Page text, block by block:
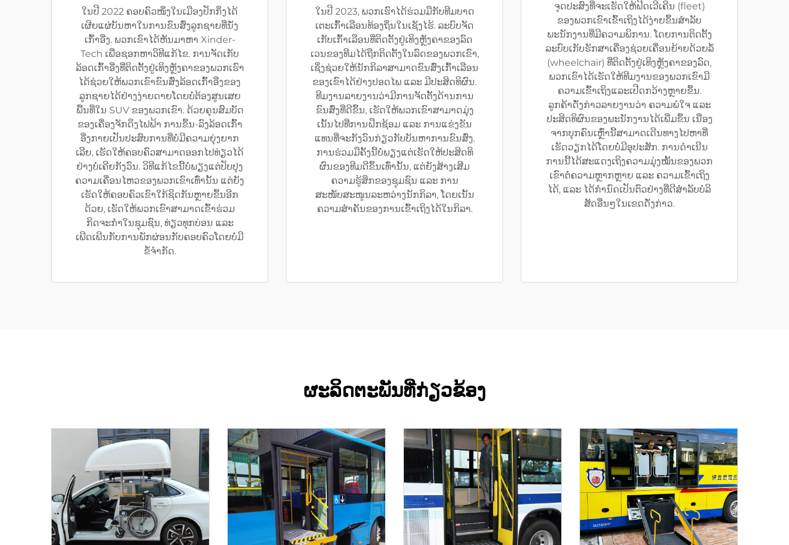
ໃນປີ 2022 ຄອບຄົວໜຶ່ງໃນເມືອງປັກກິ່ງໄດ້
ເຜີຍແຜ່ບັນຫາໃນການຂົນສົ່ງລູກຊາຍທີ່ນັ່ງ
ເກົ້າອີ່ງ. ພວກເຂົາໄດ້ຫັນມາຫາ Xinder-
Tech ເພື່ອຊອກຫາວິທີແກ້ໄຂ. ການຈັດເກັບ
ລ້ອດເກົ້າອີ່ງທີ່ຕິດຕັ້ງຢູ່ເທິງຫຼັງຄາຂອງພວກເຮົາ
ໄດ້ຊ່ວຍໃຫ້ພວກເຂົາຂົນສົ່ງລ້ອດເກົ້າອີ່ງຂອງ
ລູກຊາຍໄດ້ຢ່າງງ່າຍດາຍໂດຍບໍ່ຕ້ອງສູນເສຍ
ພື້ນທີ່ໃນ SUV ຂອງພວກເຂົາ. ດ້ວຍຄຸນສົມບັດ
ຂອງເຄື່ອງຈັກດຶງໄຟຟ້າ ການຂຶ້ນ-ລົງລ້ອດເກົ້າ
ອີ່ງກາຍເປັນປະສົບການທີ່ບໍ່ມີຄວາມຍຸ່ງຍາກ
ເລີຍ, ເຮັດໃຫ້ຄອບຄົວສາມາດອອກໄປທ່ຽວໄດ້
ຢ່າງບໍ່ເຄີຍກັງວົນ. ວິທີແກ້ໄຂນີ້ບໍ່ພຽງແຕ່ປັບປຸງ
ຄວາມເຄື່ອນໄຫວຂອງພວກເຂົາເທົ່ານັ້ນ ແຕ່ຍັງ
ເຮັດໃຫ້ຄອບຄົວເຂົາໃກ້ຊິດກັນຫຼາຍຂຶ້ນອີກ
ດ້ວຍ, ເຮັດໃຫ້ພວກເຂົາສາມາດເຂົ້າຮ່ວມ
ກິດຈະກຳໃນຊຸມຊົນ, ທ່ຽວທຸກບ່ອນ ແລະ
ເພີດເພີນກັບການພັກຜ່ອນກັບຄອບຄົວໂດຍບໍ່ມີ
ຂໍ້ຈຳກັດ.
ໃນປີ 2023, ພວກເຮົາໄດ້ຮ່ວມມືກັບທີມບາດ
ເຕະເກົ້າເລືອນທ້ອງຖິ່ນໃນເຊັງໄຮ້. ລະບົບຈັດ
ເກັບເກົ້າເລືອນທີ່ຕິດຕັ້ງຢູ່ເທິງຫຼັງຄາຂອງລົດ
ເວນຂອງທີມໄດ້ຖືກຕິດຕັ້ງໃນລົດຂອງພວກເຂົາ,
ເຊິ່ງຊ່ວຍໃຫ້ນັກກິລາສາມາດຂົນສົ່ງເກົ້າເລືອນ
ຂອງເຂົາໄດ້ຢ່າງປອດໄພ ແລະ ມີປະສິດທິຜົນ.
ທີມງານລາຍງານວ່າມີການຈັດຕັ້ງດ້ານການ
ຂົນສົ່ງທີ່ດີຂຶ້ນ, ເຮັດໃຫ້ພວກເຂົາສາມາດມຸ່ງ
ເນັ້ນໄປທີ່ການຝຶກຊ້ອມ ແລະ ການແຂ່ງຂັນ
ແທນທີ່ຈະກັງວົນກ່ຽວກັບບັນຫາການຂົນສົ່ງ.
ການຮ່ວມມືຄັ້ງນີ້ບໍ່ພຽງແຕ່ເຮັດໃຫ້ປະສິດທິ
ຜົນຂອງທີມດີຂຶ້ນເທົ່ານັ້ນ, ແຕ່ຍັງສ້າງເສີມ
ຄວາມຮູ້ສຶກຂອງຊຸມຊົນ ແລະ ການ
ສະໜັບສະໜູນລະຫວ່າງນັກກິລາ, ໂດຍເນັ້ນ
ຄວາມສຳຄັນຂອງການເຂົ້າເຖິງໄດ້ໃນກິລາ.
ຈຸດປະສົງທີ່ຈະເຮັດໃຫ້ຟີດເວີເຄີນ (fleet)
ຂອງພວກເຂົາເຂົ້າເຖິງໄດ້ງ່າຍຂຶ້ນສຳລັບ
ພະນັກງານທີ່ມີຄວາມພິການ. ໂດຍການຕິດຕັ້ງ
ລະບົບເກັບຮັກສາເຄື່ອງຊ່ວຍເຄື່ອນຍ້າຍດ້ວຍລໍ້
(wheelchair) ທີ່ຕິດຕັ້ງຢູ່ເທິງຫຼັງຄາຂອງລົດ,
ພວກເຂົາໄດ້ເຮັດໃຫ້ທີມງານຂອງພວກເຂົາມີ
ຄວາມເຂົ້າເຖິງແລະເປີດກວ້າງຫຼາຍຂຶ້ນ.
ລູກຄ້າດັ່ງກ່າວລາຍງານວ່າ ຄວາມພໍໃຈ ແລະ
ປະສິດທິຜົນຂອງພະນັກງານໄດ້ເພີ່ມຂຶ້ນ ເນື່ອງ
ຈາກບຸກຄົນເຫຼົ່ານີ້ສາມາດເດີນທາງໄປຫາທີ່
ເຮັດວຽກໄດ້ໂດຍບໍ່ມີອຸປະສັກ. ການດຳເນີນ
ການນີ້ໄດ້ສະແດງເຖິງຄວາມມຸ່ງໝັ້ນຂອງພວກ
ເຂົາຕໍ່ຄວາມຫຼາກຫຼາຍ ແລະ ຄວາມເຂົ້າເຖິງ
ໄດ້, ແລະ ໄດ້ກຳນົດເປັນຕົວຢ່າງທີ່ດີສຳລັບບໍລິ
ສັດອື່ນໆໃນເຂດດັ່ງກ່າວ.
ຜະລິດຕະພັນທີ່ກ່ຽວຂ້ອງ